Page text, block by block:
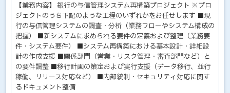
【業務内容】 銀行の与信管理システム再構築プロジェクト ※プロ
ジェクトのうち下記のような工程のいずれかをお任せします ■現
行の与信管理システムの調査・分析（業務フローやシステム構成の
把握） ■新システムに求められる要件の定義および整理（業務要
件・システム要件） ■システム再構築における基本設計・詳細設
計の作成支援 ■関係部門（営業・リスク管理・審査部門など）と
の要件調整 ■移行計画の策定および実行支援（データ移行、並行
稼働、リリース対応など） ■内部統制・セキュリティ対応に関す
るドキュメント整備